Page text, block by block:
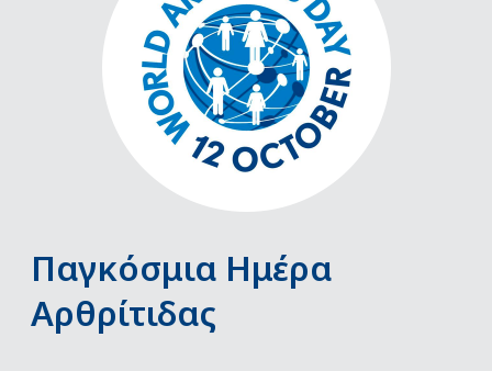
Παγκόσμια Ημέρα
Αρθρίτιδας